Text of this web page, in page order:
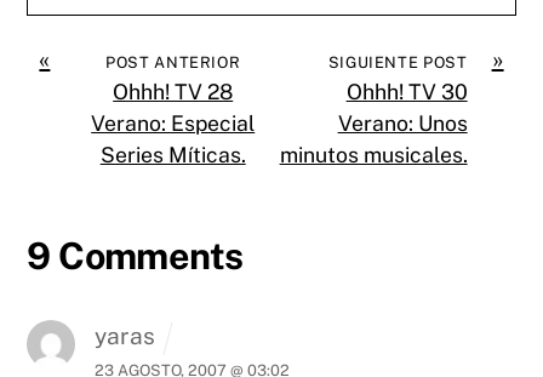
« POST ANTERIOR
Ohhh! TV 28
Verano: Especial
Series Mí­ticas.
»
SIGUIENTE POST
Ohhh! TV 30
Verano: Unos
minutos musicales.
9 Comments
yaras
23 AGOSTO, 2007 @ 03:02